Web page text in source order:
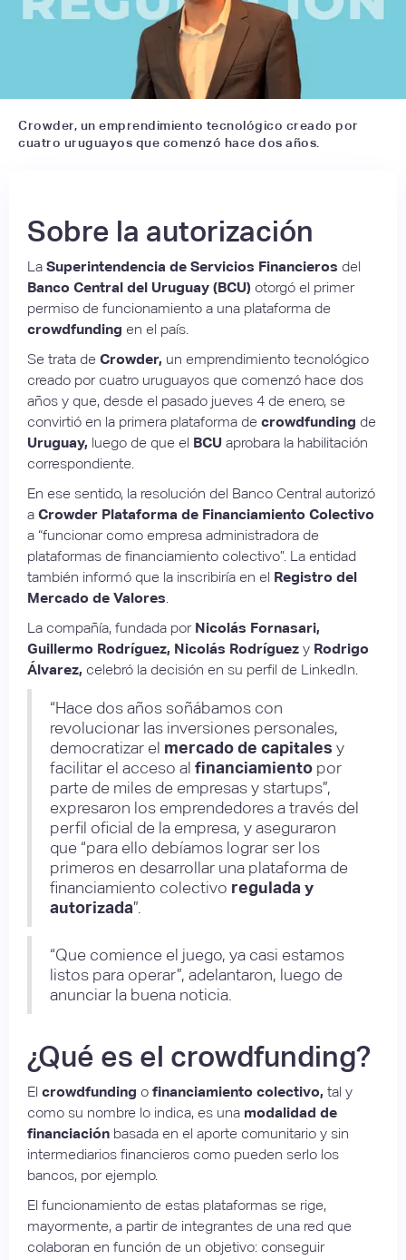
Crowder, un emprendimiento tecnológico creado por
cuatro uruguayos que comenzó hace dos años.
Sobre la autorización
La Superintendencia de Servicios Financieros del
Banco Central del Uruguay (BCU) otorgó el primer
permiso de funcionamiento a una plataforma de
crowdfunding en el país.
Se trata de Crowder, un emprendimiento tecnológico
creado por cuatro uruguayos que comenzó hace dos
años y que, desde el pasado jueves 4 de enero, se
convirtió en la primera plataforma de crowdfunding de
Uruguay, luego de que el BCU aprobara la habilitación
correspondiente.
En ese sentido, la resolución del Banco Central autorizó
a Crowder Plataforma de Financiamiento Colectivo
a “funcionar como empresa administradora de
plataformas de financiamiento colectivo”. La entidad
también informó que la inscribiría en el Registro del
Mercado de Valores
La compañía, fundada por Nicolás Fornasari,
Guillermo Rodríguez, Nicolás Rodríguez y Rodrigo
Álvarez, celebró la decisión en su perfil de LinkedIn.
“Hace dos años soñábamos con
revolucionar las inversiones personales,
democratizar el mercado de capitales y
facilitar el acceso al financiamiento por
parte de miles de empresas y startups”,
expresaron los emprendedores a través del
perfil oficial de la empresa, y aseguraron
que “para ello debíamos lograr ser los
primeros en desarrollar una plataforma de
financiamiento colectivo regulada y
autorizada”.
“Que comience el juego, ya casi estamos
listos para operar”, adelantaron, luego de
anunciar la buena noticia.
¿Qué es el crowdfunding?
El crowdfunding o financiamiento colectivo, tal y
como su nombre lo indica, es una modalidad de
financiación basada en el aporte comunitario y sin
intermediarios financieros como pueden serlo los
bancos, por ejemplo.
El funcionamiento de estas plataformas se rige,
mayormente, a partir de integrantes de una red que
colaboran en función de un objetivo: conseguir